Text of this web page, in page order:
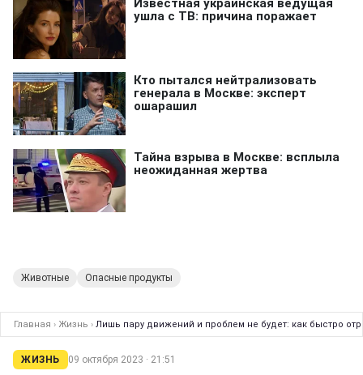
Животные Опасные продукты
Главная › Жизнь › Лишь пару движений и проблем не будет: как быстро
ЖИЗНЬ 09 октября 2023 · 21:51